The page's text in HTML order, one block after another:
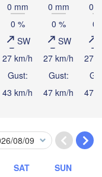
0 mm
0 %
SW
27 km/h
Gust:
43 km/h
0 mm
0 %
SW
27 km/h
Gust:
47 km/h
0
0
27
47
SAT SUN
(Ekibastuz)
Павлодар